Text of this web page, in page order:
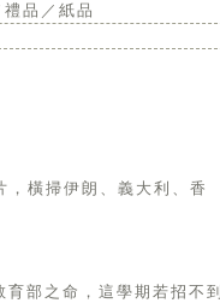
品／紙品
橫掃伊朗、義大利、香
部之命，這學期若招不到